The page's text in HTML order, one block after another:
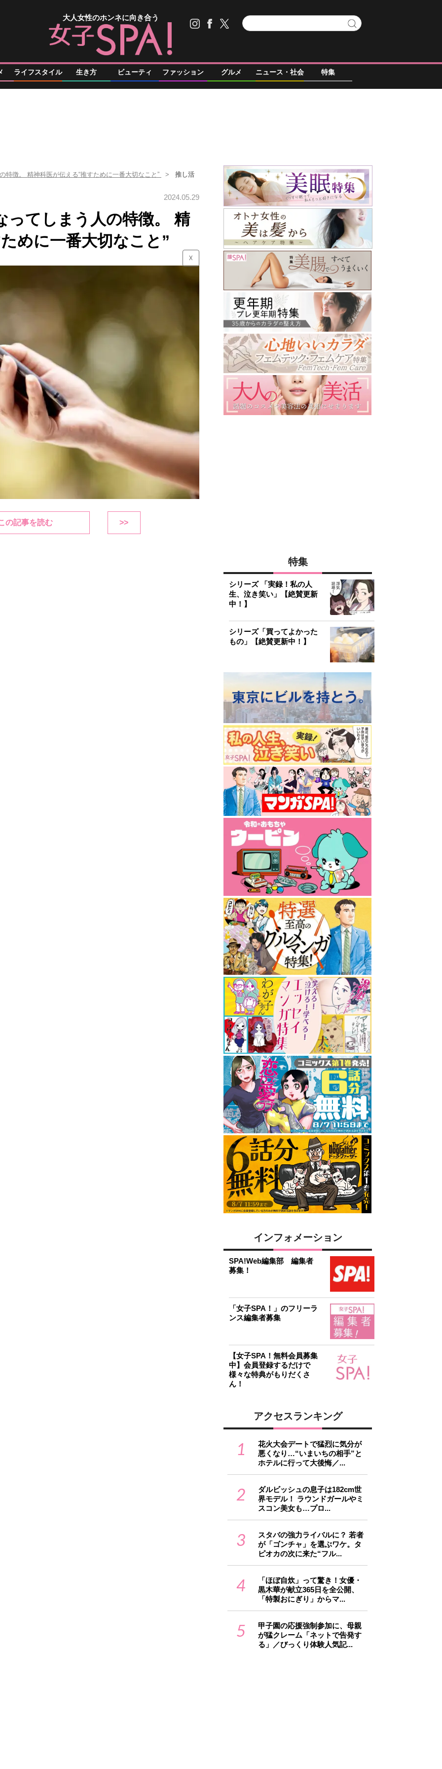
大人女性のホンネに向き合う
ライフスタイル 生き方 ビューティ ファッション グルメ ニュース・社会 特集
特徴。 精神科医が伝える“推すために一番大切なこと” 推し活
2024.05.29
ってしまう人の特徴。 精
めに一番大切なこと”
☓
の記事を読む >>
特集
シリーズ 「実録！私の人
生、泣き笑い」【絶賛更新
中！】
シリーズ「買ってよかった
もの」【絶賛更新中！】
インフォメーション
SPA!Web編集部 編集者
募集！
「女子SPA！」のフリーラ
ンス編集者募集
【女子SPA！無料会員募集
中】会員登録するだけで
様々な特典がもりだくさ
ん！
アクセスランキング
1
花火大会デートで猛烈に気分が
悪くなり…“いまいちの相手”と
ホテルに行って大後悔／...
2
ダルビッシュの息子は182cm世
界モデル！ ラウンドガールやミ
スコン美女も…プロ...
3
スタバの強力ライバルに？ 若者
が「ゴンチャ」を選ぶワケ。タ
ピオカの次に来た“フル...
4
「ほぼ自炊」って驚き！女優・
黒木華が献立365日を全公開、
「特製おにぎり」からマ...
5
甲子園の応援強制参加に、母親
が猛クレーム「ネットで告発す
る」／びっくり体験人気記...